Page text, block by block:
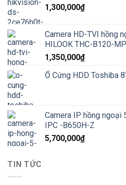
1,300,000₫
Camera HD-TVI hồng
HILOOK THC-B120-
1,350,000₫
Ổ Cứng HDD Toshiba
Camera IP hồng ngoại
IPC -B650H-Z
5,700,000₫
TIN TỨC